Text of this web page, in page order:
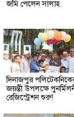
জমি পেলেন সালাহ
দিনাজপুর
জয়ন্তী উপলক্ষে
রেজিস্ট্রেশন শুরু!